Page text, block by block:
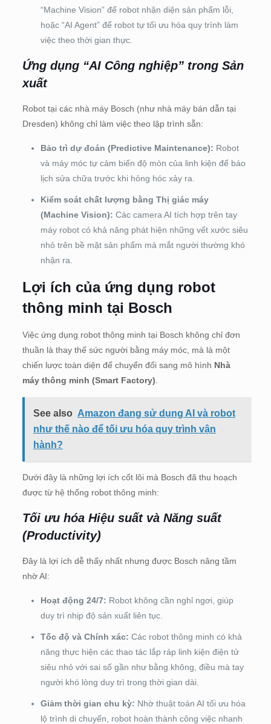
“Machine Vision” để robot nhận diện sản phẩm lỗi,
hoặc “AI Agent” để robot tự tối ưu hóa quy trình làm
việc theo thời gian thực.
Ứng dụng “AI Công nghiệp” trong Sản
xuất
Robot tại các nhà máy Bosch (như nhà máy bán dẫn tại
Dresden) không chỉ làm việc theo lập trình sẵn:
Bảo trì dự đoán (Predictive Maintenance): Robot
và máy móc tự cảm biến độ mòn của linh kiện để báo
lịch sửa chữa trước khi hỏng hóc xảy ra.
Kiểm soát chất lượng bằng Thị giác máy
(Machine Vision): Các camera AI tích hợp trên tay
máy robot có khả năng phát hiện những vết xước siêu
nhỏ trên bề mặt sản phẩm mà mắt người thường khó
nhận ra.
Lợi ích của ứng dụng robot
thông minh tại Bosch
Việc ứng dụng robot thông minh tại Bosch không chỉ đơn
thuần là thay thế sức người bằng máy móc, mà là một
chiến lược toàn diện để chuyển đổi sang mô hình Nhà
máy thông minh (Smart Factory)
See also Amazon đang sử dụng AI và robot
như thế nào để tối ưu hóa quy trình vận
hành?
Dưới đây là những lợi ích cốt lõi mà Bosch đã thu hoạch
được từ hệ thống robot thông minh:
Tối ưu hóa Hiệu suất và Năng suất
(Productivity)
Đây là lợi ích dễ thấy nhất nhưng được Bosch nâng tầm
nhờ AI:
Hoạt động 24/7: Robot không cần nghỉ ngơi, giúp
duy trì nhịp độ sản xuất liên tục.
Tốc độ và Chính xác: Các robot thông minh có khả
năng thực hiện các thao tác lắp ráp linh kiện điện tử
siêu nhỏ với sai số gần như bằng không, điều mà tay
người khó lòng duy trì trong thời gian dài.
Giảm thời gian chu kỳ: Nhờ thuật toán AI tối ưu hóa
lộ trình di chuyển, robot hoàn thành công việc nhanh